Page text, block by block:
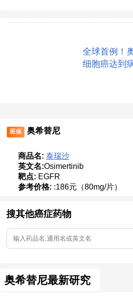
全球首例！
细胞癌达到
医保 奥希替尼
商品名: 泰瑞沙
英文名:Osimertinib
靶点: EGFR
参考价格: :186元（80mg/片）
搜其他癌症药物
奥希替尼最新研究